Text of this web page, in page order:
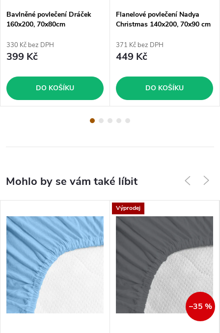
Bavlněné povlečení Dráček
160x200, 70x80cm
330 Kč bez DPH
399 Kč
DO KOŠÍKU
Flanelové povlečení Nadya
Christmas 140x200, 70x90 cm
371 Kč bez DPH
449 Kč
DO KOŠÍKU
Výprodej
–35 %